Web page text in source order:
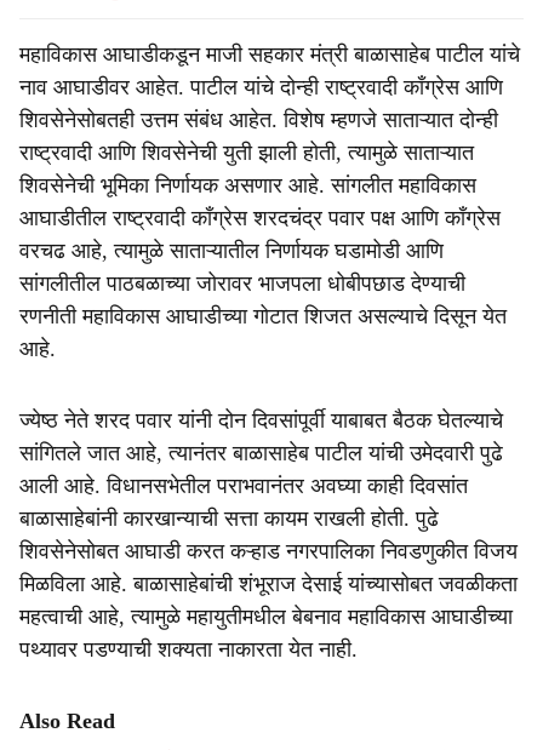
महाविकास आघाडीकडून माजी सहकार मंत्री बाळासाहेब पाटील यांचे
नाव आघाडीवर आहेत. पाटील यांचे दोन्ही राष्ट्रवादी काँग्रेस आणि
शिवसेनेसोबतही उत्तम संबंध आहेत. विशेष म्हणजे साताऱ्यात दोन्ही
राष्ट्रवादी आणि शिवसेनेची युती झाली होती, त्यामुळे साताऱ्यात
शिवसेनेची भूमिका निर्णायक असणार आहे. सांगलीत महाविकास
आघाडीतील राष्ट्रवादी काँग्रेस शरदचंद्र पवार पक्ष आणि काँग्रेस
वरचढ आहे, त्यामुळे साताऱ्यातील निर्णायक घडामोडी आणि
सांगलीतील पाठबळाच्या जोरावर भाजपला धोबीपछाड देण्याची
रणनीती महाविकास आघाडीच्या गोटात शिजत असल्याचे दिसून येत
आहे.
ज्येष्ठ नेते शरद पवार यांनी दोन दिवसांपूर्वी याबाबत बैठक घेतल्याचे
सांगितले जात आहे, त्यानंतर बाळासाहेब पाटील यांची उमेदवारी पुढे
आली आहे. विधानसभेतील पराभवानंतर अवघ्या काही दिवसांत
बाळासाहेबांनी कारखान्याची सत्ता कायम राखली होती. पुढे
शिवसेनेसोबत आघाडी करत कऱ्हाड नगरपालिका निवडणुकीत विजय
मिळविला आहे. बाळासाहेबांची शंभूराज देसाई यांच्यासोबत जवळीकता
महत्वाची आहे, त्यामुळे महायुतीमधील बेबनाव महाविकास आघाडीच्या
पथ्यावर पडण्याची शक्यता नाकारता येत नाही.
Also Read